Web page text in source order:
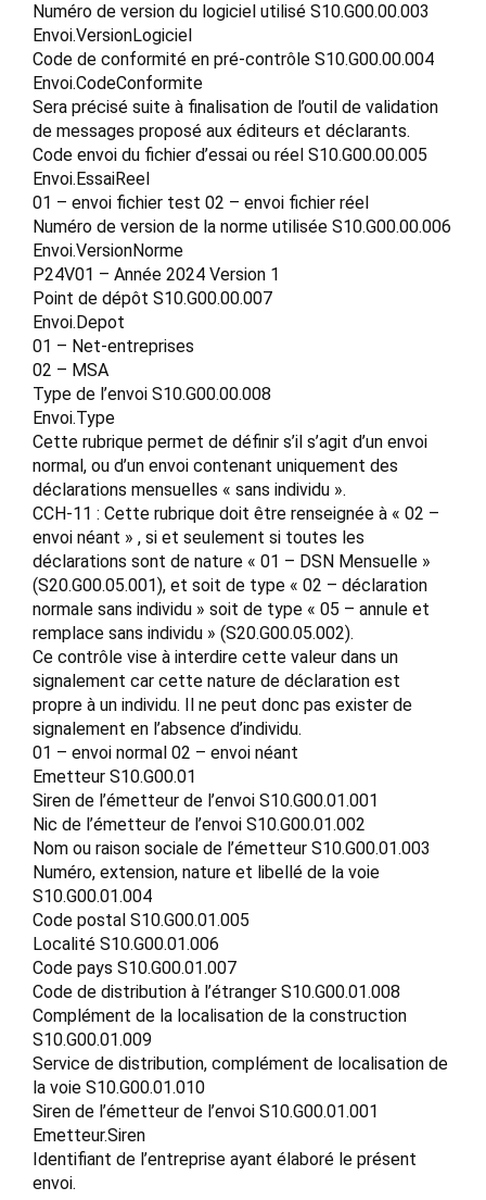
Numéro de version du logiciel utilisé S10.G00.00.003
Envoi.VersionLogiciel
Code de conformité en pré-contrôle S10.G00.00.004
Envoi.CodeConformite
Sera précisé suite à finalisation de l’outil de validation
de messages proposé aux éditeurs et déclarants.
Code envoi du fichier d’essai ou réel S10.G00.00.005
Envoi.EssaiReel
01 – envoi fichier test 02 – envoi fichier réel
Numéro de version de la norme utilisée S10.G00.00.006
Envoi.VersionNorme
P24V01 – Année 2024 Version 1
Point de dépôt S10.G00.00.007
Envoi.Depot
01 – Net-entreprises
02 – MSA
Type de l’envoi S10.G00.00.008
Envoi.Type
Cette rubrique permet de définir s’il s’agit d’un envoi
normal, ou d’un envoi contenant uniquement des
déclarations mensuelles « sans individu ».
CCH-11 : Cette rubrique doit être renseignée à « 02 –
envoi néant » , si et seulement si toutes les
déclarations sont de nature « 01 – DSN Mensuelle »
(S20.G00.05.001), et soit de type « 02 – déclaration
normale sans individu » soit de type « 05 – annule et
remplace sans individu » (S20.G00.05.002).
Ce contrôle vise à interdire cette valeur dans un
signalement car cette nature de déclaration est
propre à un individu. Il ne peut donc pas exister de
signalement en l’absence d’individu.
01 – envoi normal 02 – envoi néant
Emetteur S10.G00.01
Siren de l’émetteur de l’envoi S10.G00.01.001
Nic de l’émetteur de l’envoi S10.G00.01.002
Nom ou raison sociale de l’émetteur S10.G00.01.003
Numéro, extension, nature et libellé de la voie
S10.G00.01.004
Code postal S10.G00.01.005
Localité S10.G00.01.006
Code pays S10.G00.01.007
Code de distribution à l’étranger S10.G00.01.008
Complément de la localisation de la construction
S10.G00.01.009
Service de distribution, complément de localisation de
la voie S10.G00.01.010
Siren de l’émetteur de l’envoi S10.G00.01.001
Emetteur.Siren
Identifiant de l’entreprise ayant élaboré le présent
envoi.